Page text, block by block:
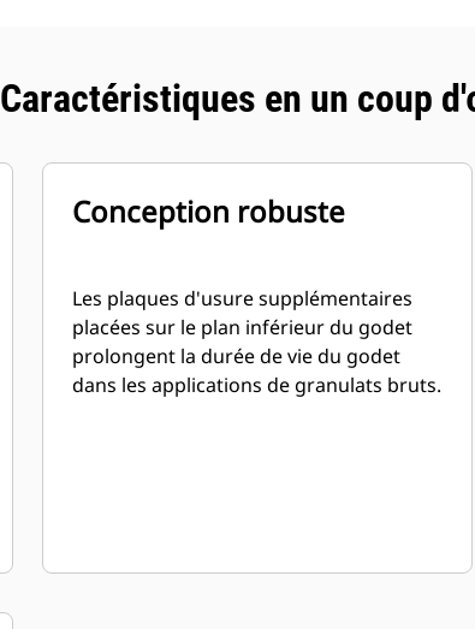
Caractéristiques en un coup
Conception robuste
Les plaques d'usure supplémentaires
placées sur le plan inférieur du godet
prolongent la durée de vie du godet
dans les applications de granulats bruts.